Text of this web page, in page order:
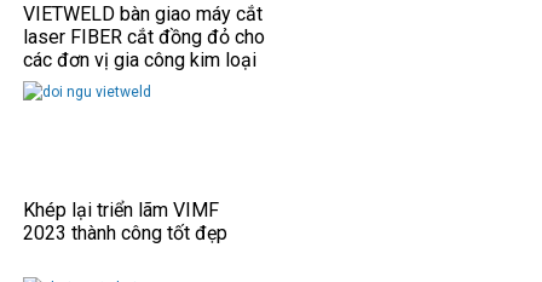
VIETWELD bàn giao máy cắt
laser FIBER cắt đồng đỏ cho
các đơn vị gia công kim loại
tấm.
Khép lại triển lãm VIMF
2023 thành công tốt đẹp